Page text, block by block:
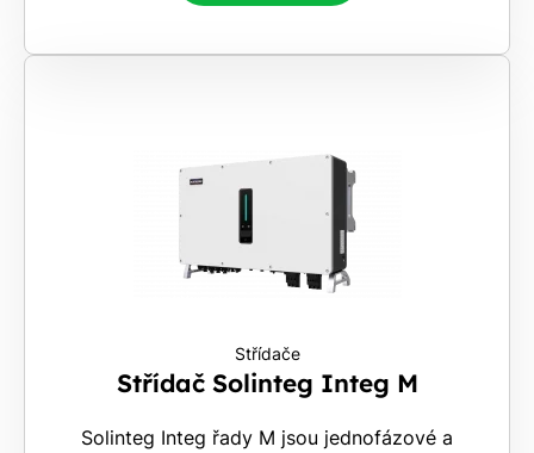
Střídače
Střídač Solinteg Integ M
Solinteg Integ řady M jsou jednofázové a